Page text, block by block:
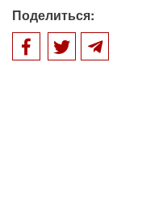
Поделиться: